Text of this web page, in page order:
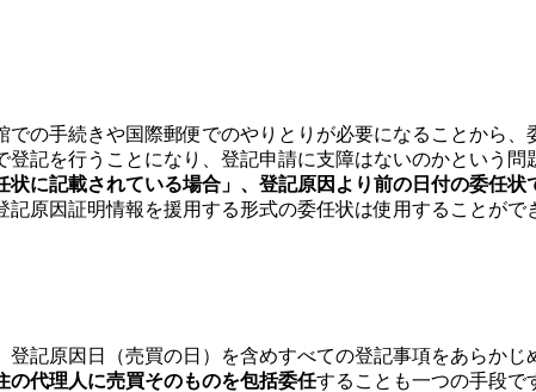
の手続きや国際郵便でのやりとりが必要になることから、
記を行うことになり、登記申請に支障はないのかという問
状に記載されている場合」、登記原因より前の日付の委任状
原因証明情報を援用する形式の委任状は使用することがで
記原因日（売買の日）を含めすべての登記事項をあらかじ
の代理人に売買そのものを包括委任することも一つの手段で